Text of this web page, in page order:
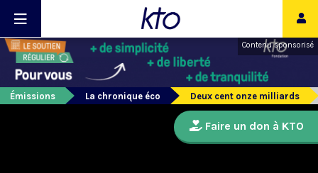
Contenu sponsorisé
Émissions La chronique éco Deux cent onze milliards
Faire un don à KTO